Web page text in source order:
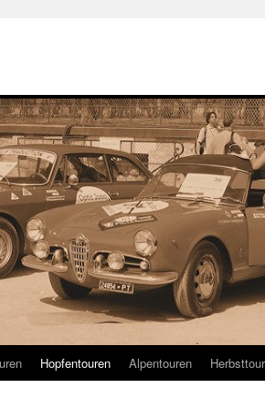
Hopfentouren Alpentouren